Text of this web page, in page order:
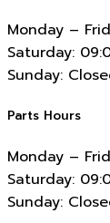
Monday –
Saturday:
Sunday:
Parts Hours
Monday –
Saturday:
Sunday: